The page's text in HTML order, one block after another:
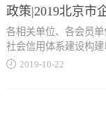
交通运输设备、新能
能仓储物流装备、精
保：包括环境污染处理
方向。 6.新能源智能
可再生能源开发利用
泵、余热热泵等，分
用能单位;5.能源审计
应为丰台区行政区域...
政策|2019北京市
各相关单位、各会员
社会信用体系建设构
（国办发〔2019〕35
2019-10-22